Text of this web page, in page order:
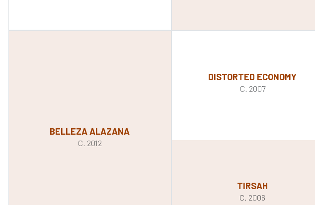
BELLEZA ALAZANA
C. 2012
DISTORTED ECONOMY
C. 2007
TIRSAH
C. 2006